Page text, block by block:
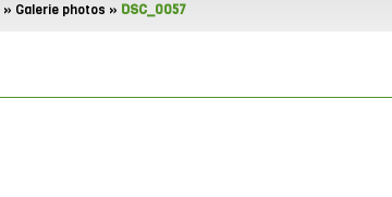
» Galerie photos » DSC_0057